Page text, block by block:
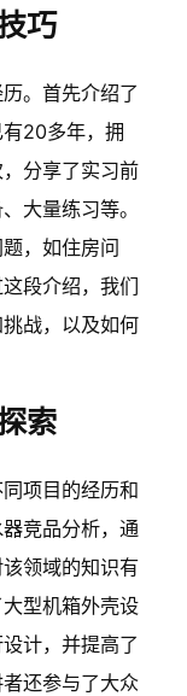
巧
。首先介绍了
20多年，拥
分享了实习前
大量练习等。
，如住房问
段介绍，我们
战，以及如何
索
项目的经历和
竞品分析，通
领域的知识有
型机箱外壳设
计，并提高了
还参与了大众